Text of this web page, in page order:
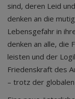
sind, deren Leid
denken an die
Lebensgefahr in
denken an alle, die
leisten und der
Friedenskraft des
– trotz der